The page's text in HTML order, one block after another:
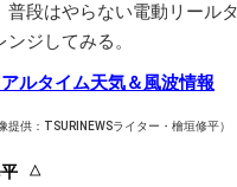
普段はやらない電動リール
ジしてみる。
ルタイム天気＆風波情報
提供：TSURINEWSライター・檜垣修平）